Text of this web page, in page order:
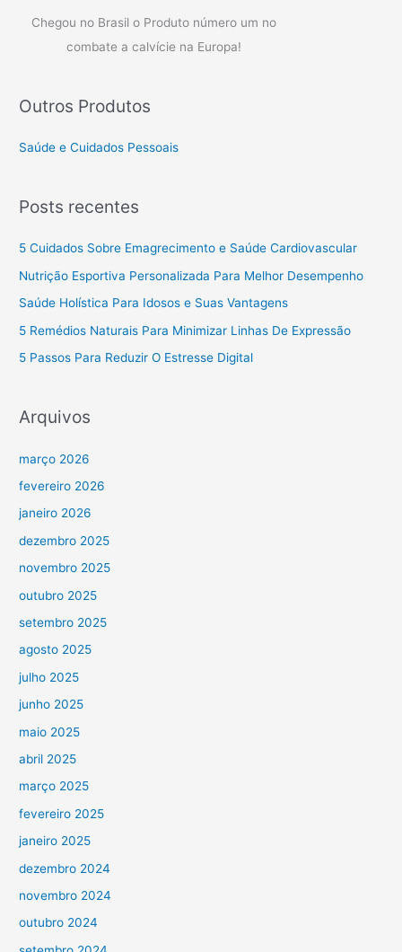
Chegou no Brasil o Produto número um no
combate a calvície na Europa!
Outros Produtos
Saúde e Cuidados Pessoais
Posts recentes
5 Cuidados Sobre Emagrecimento e Saúde Cardiovascular
Nutrição Esportiva Personalizada Para Melhor Desempenho
Saúde Holística Para Idosos e Suas Vantagens
5 Remédios Naturais Para Minimizar Linhas De Expressão
5 Passos Para Reduzir O Estresse Digital
Arquivos
março 2026
fevereiro 2026
janeiro 2026
dezembro 2025
novembro 2025
outubro 2025
setembro 2025
agosto 2025
julho 2025
junho 2025
maio 2025
abril 2025
março 2025
fevereiro 2025
janeiro 2025
dezembro 2024
novembro 2024
outubro 2024